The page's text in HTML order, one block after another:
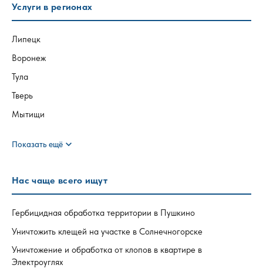
Услуги в регионах
Липецк
Воронеж
Тула
Тверь
Мытищи
Показать ещё expand_more
Нас чаще всего ищут
Гербицидная обработка территории в Пушкино
Уничтожить клещей на участке в Солнечногорске
Уничтожение и обработка от клопов в квартире в
Электроуглях